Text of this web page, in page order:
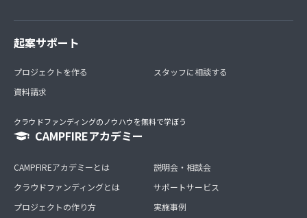
起案サポート
プロジェクトを作る
資料請求
スタッフに相談する
クラウドファンディングのノウハウを無料で学ぼう
CAMPFIREアカデミー
CAMPFIREアカデミーとは
クラウドファンディングとは
プロジェクトの作り方
説明会・相談会
サポートサービス
実施事例